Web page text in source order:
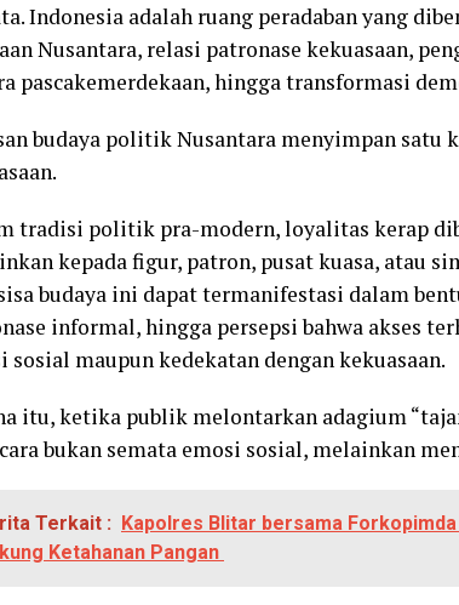
Indonesia adalah ruang peradaban yang
Nusantara, relasi patronase kekuasaan,
pascakemerdekaan, hingga transformasi
budaya politik Nusantara menyimpan satu
tradisi politik pra-modern, loyalitas kerap
kepada figur, patron, pusat kuasa, atau
budaya ini dapat termanifestasi dalam
informal, hingga persepsi bahwa akses
sosial maupun kedekatan dengan kekuasaan.
itu, ketika publik melontarkan adagium
bukan semata emosi sosial, melainkan
Terkait : Kapolres Blitar bersama
Ketahanan Pangan